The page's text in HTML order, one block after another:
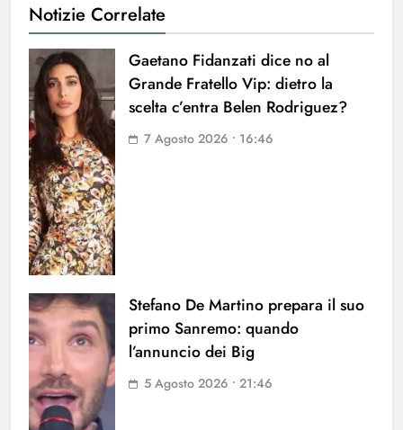
Notizie Correlate
Gaetano Fidanzati dice no al
Grande Fratello Vip: dietro la
scelta c’entra Belen Rodriguez?
7 Agosto 2026 • 16:46
Stefano De Martino prepara il suo
primo Sanremo: quando
l’annuncio dei Big
5 Agosto 2026 • 21:46